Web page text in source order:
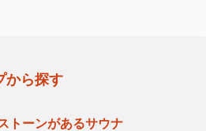
から探す
トーンがあるサウナ